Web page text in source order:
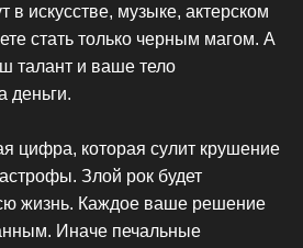
в искусстве, музыке, актерском
стать только черным магом. А
талант и ваше тело
деньги.
цифра, которая сулит крушение
Злой рок будет
жизнь. Каждое ваше решение
Иначе печальные